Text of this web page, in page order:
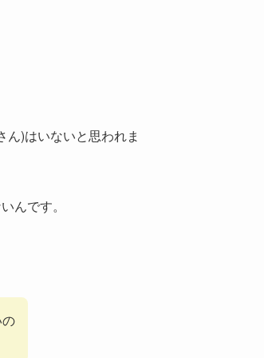
)はいないと思われま
んです。